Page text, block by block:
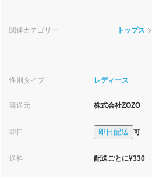
関連カテゴリー トップス
性別タイプ レディース
発送元 株式会社ZOZO
即日 即日配送 可
送料 配送ごとに¥330